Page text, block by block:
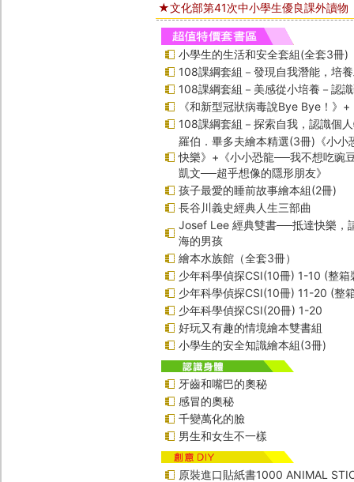
★文化部第41次中小學生優良課外讀物
小學生的生活和安全套組(全套3冊)
108課綱套組－發現自我潛能，培
108課綱套組－美感從小培養－認
《和新型冠狀病毒說Bye Bye！》
108課綱套組－探索自我，認識個
羅伯．畢多夫繪本精選(3冊)《小
快樂》+《小小恐龍──我不想吃豌
凱文──超乎想像的隱形朋友》
孩子最愛的睡前故事繪本組(2冊)
長谷川義史經典人生三部曲
Josef Lee 經典雙書──抵達快樂，
海的男孩
繪本水族館（全套3冊）
少年科學偵探CSI(10冊) 1-10 (整箱
少年科學偵探CSI(10冊) 11-20 (整
少年科學偵探CSI(20冊) 1-20
好玩又有趣的情境繪本雙書組
小學生的安全知識繪本組(3冊)
牙齒和嘴巴的奧秘
感冒的奧秘
千變萬化的臉
男生和女生不一樣
原裝進口貼紙書1000 ANIMAL